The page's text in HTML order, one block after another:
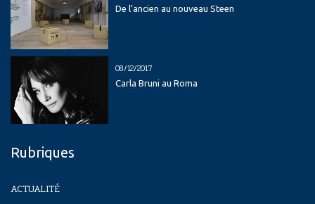
De l’ancien au nouveau Steen
08/12/2017
Carla Bruni au Roma
Rubriques
ACTUALITÉ